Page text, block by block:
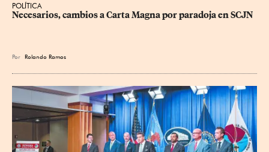
POLÍTICA
Necesarios, cambios a Carta Magna por paradoja en SCJN
Por Rolando Ramos